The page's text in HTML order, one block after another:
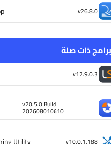
v26.8.0
برامج ذات صلة
v12.9.0.3
v20.5.0 Build
202608010610
Utility v10.0.1.188